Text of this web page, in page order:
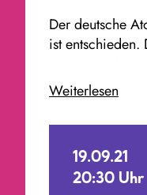
Der deutsche
ist
nukleare
den
Mülls? Wie
damit
Nachbarn
Weiterlesen
19.09.21
20:30 Uhr